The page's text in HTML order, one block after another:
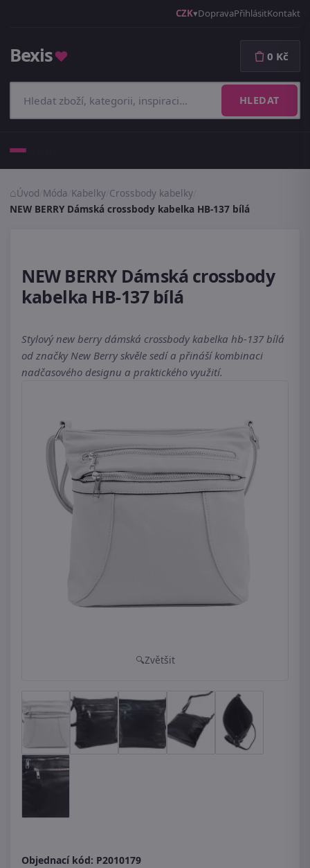
CZK DopravaPřihlásitKontakt
Bexis♥
HLEDAT
0 Kč
Úvod Móda Kabelky Crossbody kabelky
NEW BERRY Dámská crossbody kabelka HB-137 bílá
NEW BERRY Dámská crossbody
kabelka HB-137 bílá
Stylový new berry dámská crossbody kabelka hb-137 bílá
od značky New Berry skvěle sedí a přináší kombinaci
nadčasového designu a praktického využití.
Zvětšit
Objednací kód: P2010179